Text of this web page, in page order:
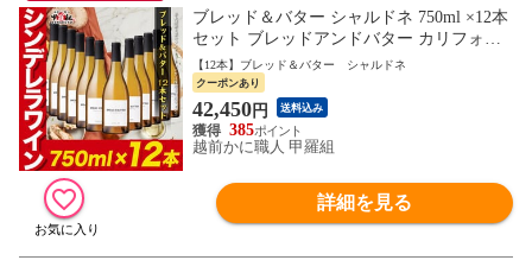
ブレッド＆バター シャルドネ 750ml ×12本
セット ブレッドアンドバター カリフォル
ニア 白ワイン 辛口 フルボディ Bread&Butt
er Chardonnay bread & butter お中元 お祝い
プレゼント
【12本】ブレッド＆バター シャルドネ
クーポンあり
42,450円 送料込み
385
越前かに職人 甲羅組
詳細を見る